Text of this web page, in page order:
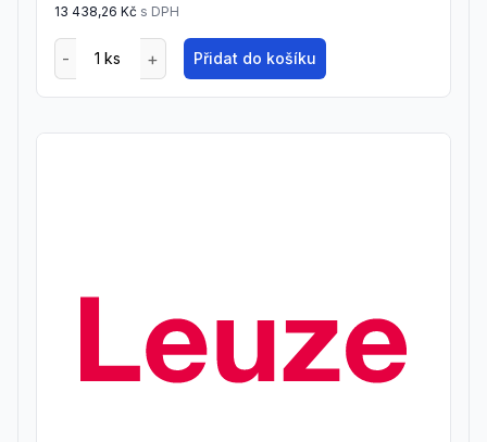
13 438,26 Kč s DPH
Přidat do košíku